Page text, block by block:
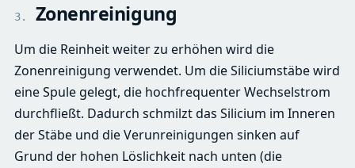
3. Zonenreinigung
Um die Reinheit weiter zu erhöhen wird die
Zonenreinigung verwendet. Um die Siliciumstäbe wird
eine Spule gelegt, die hochfrequenter Wechselstrom
durchfließt. Dadurch schmilzt das Silicium im Inneren
der Stäbe und die Verunreinigungen sinken auf
Grund der hohen Löslichkeit nach unten (die